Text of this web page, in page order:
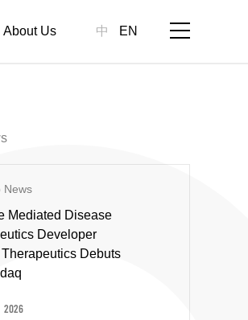
中 EN
About Us
News
Mediated Disease
Developer
Debuts
2026